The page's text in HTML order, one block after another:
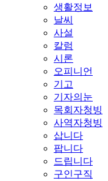
생활정보
날씨
사설
칼럼
시론
오피니언
기고
기자의눈
목회자청빙
사역자청빙
삽니다
팝니다
드립니다
구인구직